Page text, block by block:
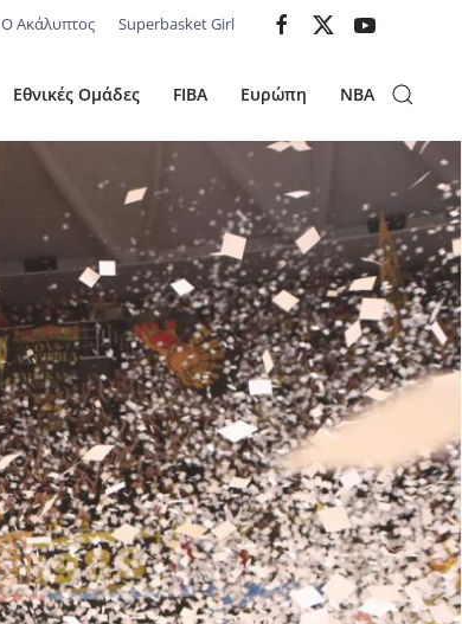
Ο Ακάλυπτος Superbasket Girl
Εθνικές Ομάδες FIBA Ευρώπη NBA